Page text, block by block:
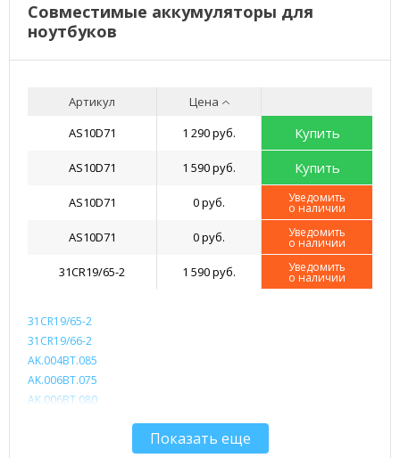
Совместимые аккумуляторы для
ноутбуков
Артикул
Цена
AS10D71
1 290 руб. Купить
AS10D71 1 590 руб. Купить
AS10D71 0 руб. Уведомить
о наличии
AS10D71 0 руб. Уведомить
о наличии
31CR19/65-2 1 590 руб. Уведомить
о наличии
31CR19/65-2
31CR19/66-2
AK.004BT.085
AK.006BT.075
AK.006BT.080
Показать еще